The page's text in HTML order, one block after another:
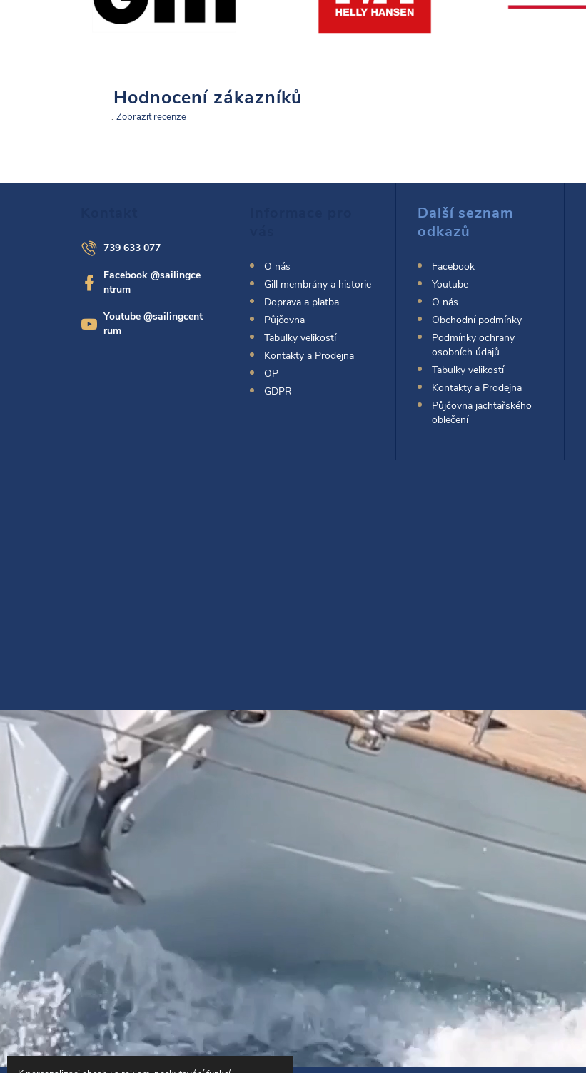
Hodnocení zákazníků
Zobrazit recenze
739 633 077
Facebook @sailingce
ntrum
Youtube @sailingcent
rum
O nás
Gill membrány a historie
Doprava a platba
Půjčovna
Tabulky velikostí
Kontakty a Prodejna
OP
GDPR
Další seznam
odkazů
Facebook
Youtube
O nás
Obchodní podmínky
Podmínky ochrany
osobních údajů
Tabulky velikostí
Kontakty a Prodejna
Půjčovna jachtařského
oblečení